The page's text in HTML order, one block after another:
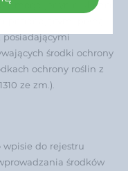
mogą jedynie Klienci
posiadającymi pełną
posiadającymi
środki ochrony
ochrony roślin z
ze zm.).
wpisie do rejestru
środków